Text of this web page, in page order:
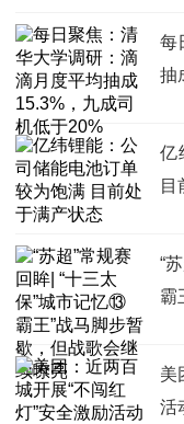
每
抽
亿
目
“
霸
美
活